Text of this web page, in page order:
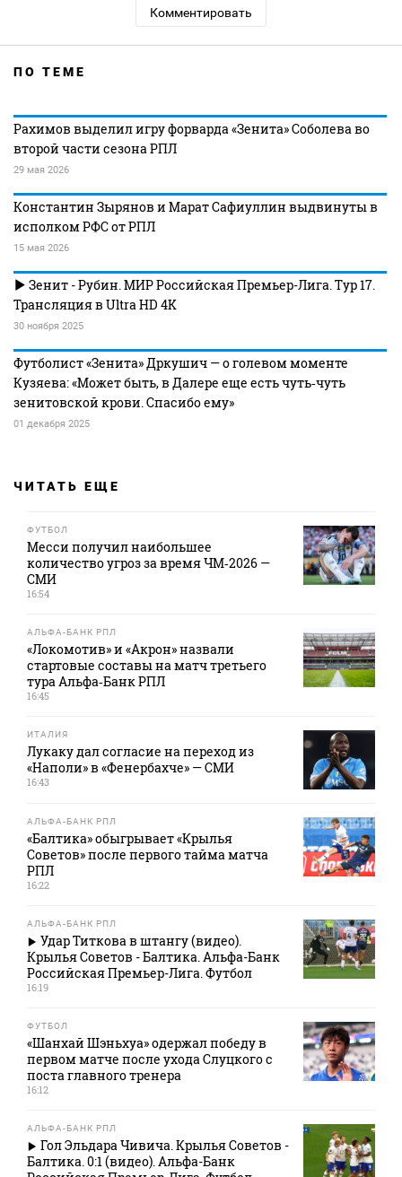
Комментировать
ПО ТЕМЕ
Рахимов выделил игру форварда «Зенита» Соболева во
второй части сезона РПЛ
29 мая 2026
Константин Зырянов и Марат Сафиуллин выдвинуты в
исполком РФС от РПЛ
15 мая 2026
Зенит - Рубин. МИР Российская Премьер-Лига. Тур 17.
Трансляция в Ultra HD 4K
30 ноября 2025
Футболист «Зенита» Дркушич — о голевом моменте
Кузяева: «Может быть, в Далере еще есть чуть‑чуть
зенитовской крови. Спасибо ему»
01 декабря 2025
ЧИТАТЬ ЕЩЕ
ФУТБОЛ
Месси получил наибольшее
количество угроз за время ЧМ‑2026 —
СМИ
16:54
АЛЬФА-БАНК РПЛ
«Локомотив» и «Акрон» назвали
стартовые составы на матч третьего
тура Альфа‑Банк РПЛ
16:45
ИТАЛИЯ
Лукаку дал согласие на переход из
«Наполи» в «Фенербахче» — СМИ
16:43
АЛЬФА-БАНК РПЛ
«Балтика» обыгрывает «Крылья
Советов» после первого тайма матча
РПЛ
16:22
АЛЬФА-БАНК РПЛ
Удар Титкова в штангу (видео).
Крылья Советов - Балтика. Альфа-Банк
Российская Премьер-Лига. Футбол
16:19
ФУТБОЛ
«Шанхай Шэньхуа» одержал победу в
первом матче после ухода Слуцкого с
поста главного тренера
16:12
АЛЬФА-БАНК РПЛ
Гол Эльдара Чивича. Крылья Советов -
Балтика. 0:1 (видео). Альфа-Банк